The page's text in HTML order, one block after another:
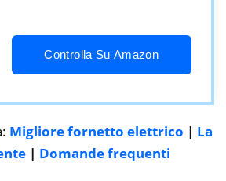
Controlla Su Amazon
Migliore fornetto elettrico | La
| Domande frequenti